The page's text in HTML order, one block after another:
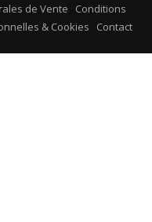
de Vente
Conditions
& Cookies Contact